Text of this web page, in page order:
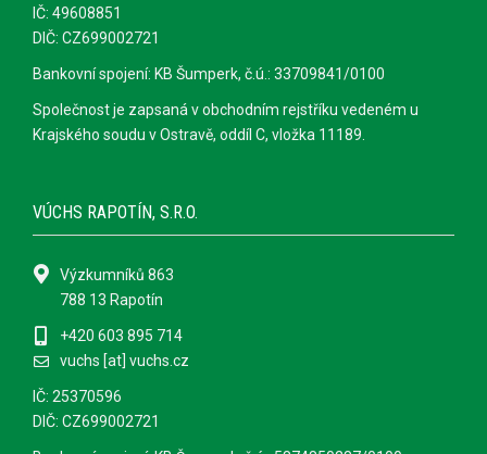
IČ: 49608851
DIČ: CZ699002721
Bankovní spojení: KB Šumperk, č.ú.: 33709841/0100
Společnost je zapsaná v obchodním rejstříku vedeném u
Krajského soudu v Ostravě, oddíl C, vložka 11189.
VÚCHS RAPOTÍN, S.R.O.
Výzkumníků 863
788 13 Rapotín
+420 603 895 714
vuchs [at] vuchs.cz
IČ: 25370596
DIČ: CZ699002721